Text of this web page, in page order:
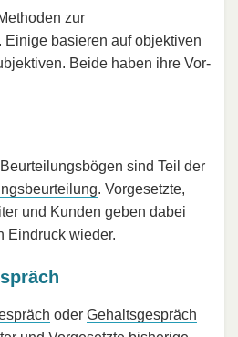
zur
Einige basieren auf objektiven
Beide haben ihre Vor-
sind Teil der
. Vorgesetzte,
und Kunden geben dabei
Eindruck wieder.
oder Gehaltsgespräch